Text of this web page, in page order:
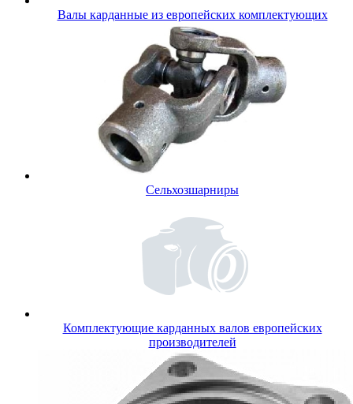
Валы карданные из европейских комплектующих
Сельхозшарниры
Комплектующие карданных валов европейских
производителей